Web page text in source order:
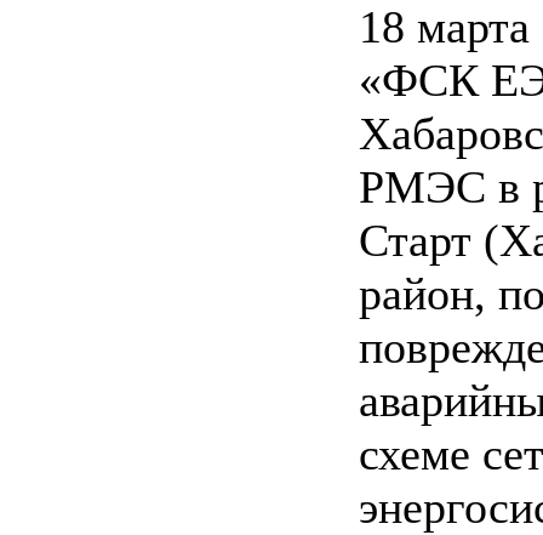
18
«ФСК
РМЭС в
Старт
район,
схеме